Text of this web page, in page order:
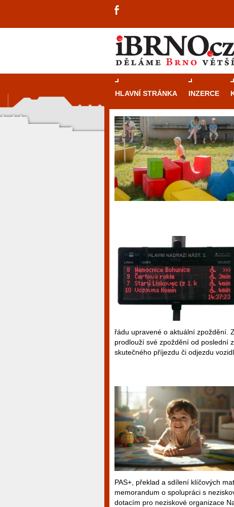
HLAVNÍ STRÁNKA INZERCE
řádu upravené o aktuální zpoždění.
prodlouží své zpoždění od poslední
skutečného příjezdu či odjezdu
PAS+, překlad a sdílení klíčových
memorandum o spolupráci s
dotacím pro neziskové organizace